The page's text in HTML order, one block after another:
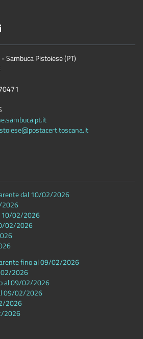
Sambuca Pistoiese (PT)
dal 10/02/2026
2026
10/02/2026
02/2026
fino al 09/02/2026
02/2026
al 09/02/2026
09/02/2026
2026
2026